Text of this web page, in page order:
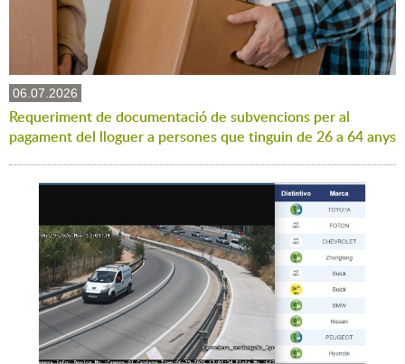
06.07.2026
Requeriment de documentació de subvencions per al
pagament del lloguer a persones que tinguin de 26 a 64 anys